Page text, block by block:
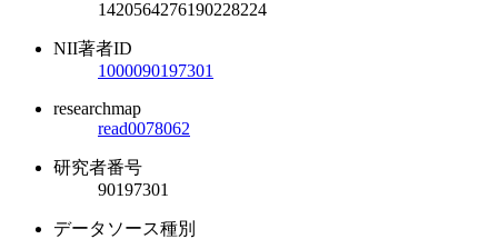
1420564276190228224
NII著者ID
1000090197301
researchmap
read0078062
研究者番号
90197301
データソース種別